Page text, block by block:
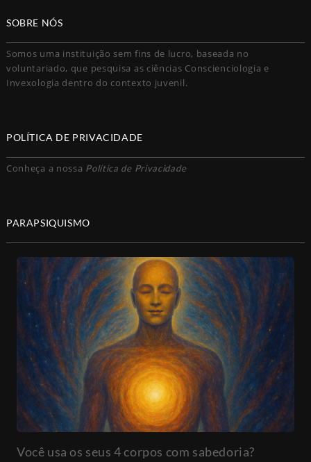
SOBRE NÓS
Somos uma instituição sem fins de lucro, baseada no
voluntariado, que pesquisa as ciências Conscienciologia e
Invexologia dentro do contexto juvenil.
POLÍTICA DE PRIVACIDADE
Conheça a nossa Política de Privacidade
PARAPSIQUISMO
Você usa os seus 4 corpos com sabedoria?